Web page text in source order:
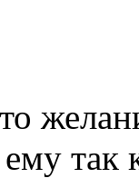
так